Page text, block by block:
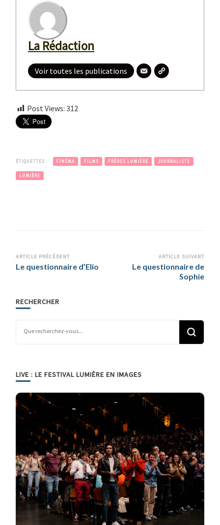
La Rédaction
Voir toutes les publications
Post Views: 312
ÉTIQUETTES : CINÉMA FILMS FRÈRES LUMIÈRE JOURNALISTE
LUMIÈRE
Navigation
d’article
ARTICLE PRÉCÉDENT
Le questionnaire d’Elio
ARTICLE SUIVANT
Le questionnaire de
Sophie
RECHERCHER
LIVE : LE FESTIVAL LUMIÈRE EN IMAGES